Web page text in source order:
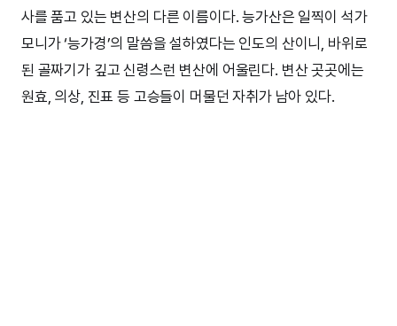
사를 품고 있는 변산의 다른 이름이다. 능가산은 일찍이 석가
모니가 ‘능가경’의 말씀을 설하였다는 인도의 산이니, 바위로
된 골짜기가 깊고 신령스런 변산에 어울린다. 변산 곳곳에는
원효, 의상, 진표 등 고승들이 머물던 자취가 남아 있다.